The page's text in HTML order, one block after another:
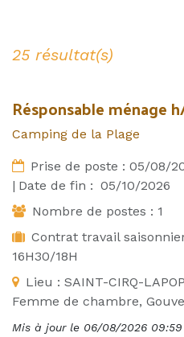
25 résultat(s)
Résponsable ménage
Camping de la Plage
Prise de poste : 05/08/
| Date de fin : 05/10/2026
Nombre de postes : 1
Contrat travail
16H30/18H
Lieu : SAINT-CIRQ-
Femme de chambre,
Mis à jour le 06/08/2026 09:59